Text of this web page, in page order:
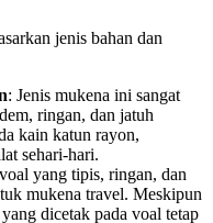
jenis bahan dan
: Jenis mukena ini sangat
ringan, dan jatuh
kain katun rayon,
sehari-hari.
yang tipis, ringan, dan
mukena travel. Meskipun
dicetak pada voal tetap